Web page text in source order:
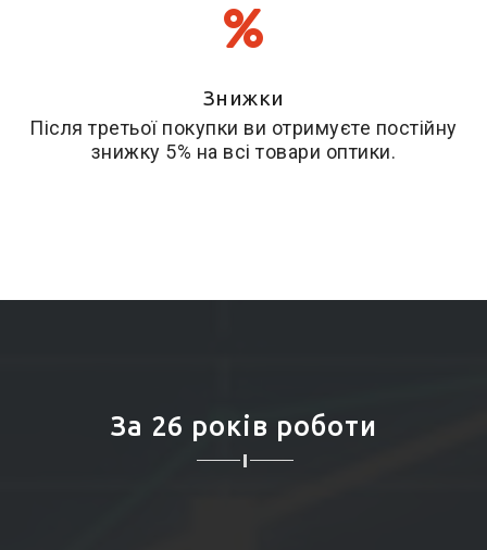
Знижки
Після третьої покупки ви отримуєте постійну
знижку 5% на всі товари оптики.
За 26 років роботи